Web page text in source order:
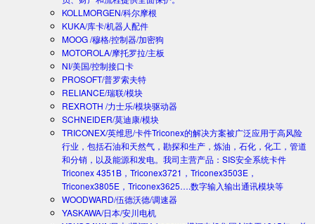
KOLLMORGEN/科尔摩根
KUKA/库卡/机器人配件
MOOG /穆格/控制器/加密狗
MOTOROLA/摩托罗拉/主板
NI/美国/控制接口卡
PROSOFT/普罗索夫特
RELIANCE/瑞联/模块
REXROTH /力士乐/模块驱动器
SCHNEIDER/莫迪康/模块
TRICONEX/英维思/卡件Triconex的解决方案被广泛应用于高风险
行业，包括石油和天然气，勘探和生产，炼油，石化，化工，管道
和分销，以及能源和发电。我司主营产品：SIS安全系统卡件
Triconex 4351B，Triconex3721，Triconex3503E，
Triconex3805E，Triconex3625….数字输入输出通讯模块等
WOODWARD/伍德沃德/调速器
YASKAWA/日本/安川电机